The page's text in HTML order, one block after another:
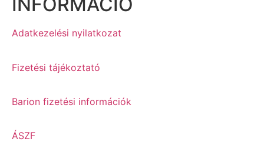
Adatkezelési nyilatkozat
Fizetési tájékoztató
Barion fizetési információk
ÁSZF